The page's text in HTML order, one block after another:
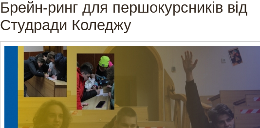
Брейн-ринг для першокурсників від
Студради Коледжу